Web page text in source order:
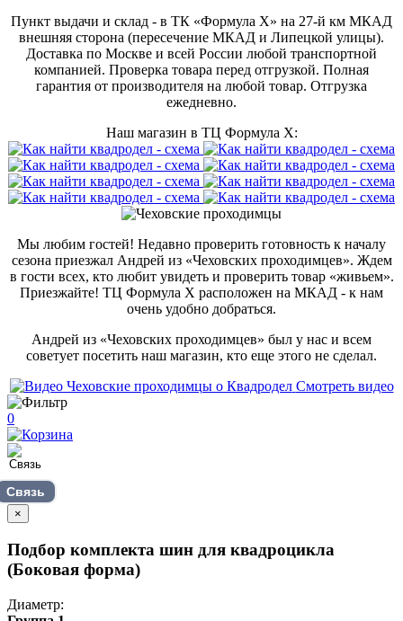
Пункт выдачи и склад - в ТК «Формула X» на 27-й км МКАД
внешняя сторона (пересечение МКАД и Липецкой улицы).
Доставка по Москве и всей России любой транспортной
компанией. Проверка товара перед отгрузкой. Полная
гарантия от производителя на любой товар. Отгрузка
ежедневно.
Наш магазин в ТЦ Формула Х:
Мы любим гостей! Недавно проверить готовность к началу
сезона приезжал Андрей из «Чеховских проходимцев». Ждем
в гости всех, кто любит увидеть и проверить товар «живьем».
Приезжайте! ТЦ Формула Х расположен на МКАД - к нам
очень удобно добраться.
Андрей из «Чеховских проходимцев» был у нас и всем
советует посетить наш магазин, кто еще этого не сделал.
Смотреть видео
0
Связь
×
Подбор комплекта шин для квадроцикла
(Боковая форма)
Диаметр: